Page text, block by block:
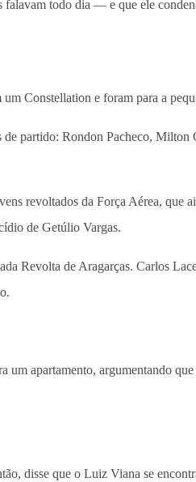
todo dia — e que ele
Constellation e foram para a
partido: Rondon Pacheco,
revoltados da Força Aérea, que
de Getúlio Vargas.
Revolta de Aragarças. Carlos
apartamento, argumentando
disse que o Luiz Viana se